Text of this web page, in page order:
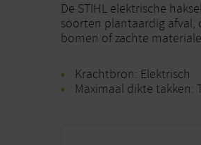
De STIHL elektrische
soorten plantaardig afval,
bomen of zachte
Krachtbron: Elektrisch
Maximaal dikte takken: